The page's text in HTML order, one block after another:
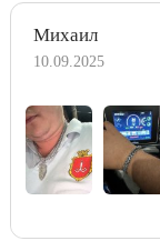
Михаил
10.09.2025